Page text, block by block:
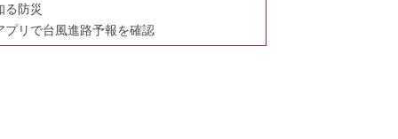
る防災
プリで台風進路予報を確認